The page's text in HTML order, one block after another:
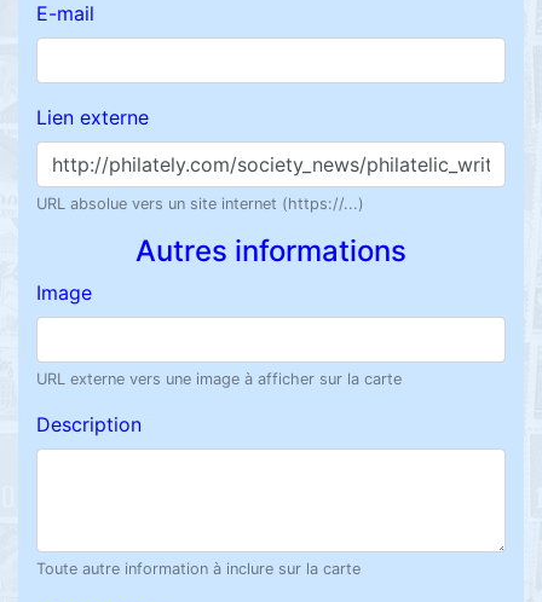
E-mail
Lien externe
URL absolue vers un site internet (https://...)
Autres informations
Image
URL externe vers une image à afficher sur la carte
Description
Toute autre information à inclure sur la carte